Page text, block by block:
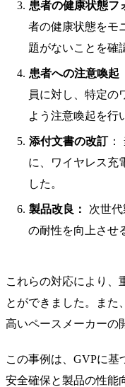
患者の健康状態フ
者の健康状態をモ
題がないことを確
患者への注意喚起
員に対し、特定の
よう注意喚起を行
添付文書の改訂
に、ワイヤレス充
した。
製品改良：
次世
の耐性を向上させ
これらの対応により、
とができました。また
高いペースメーカーの
この事例は、GVPに
安全確保と製品の性能